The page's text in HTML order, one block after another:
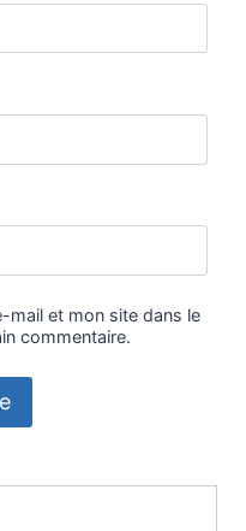
mail et mon site dans le
commentaire.